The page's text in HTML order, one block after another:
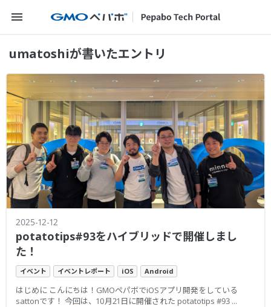
メニューを開く
umatoshiが書いたエントリ
2025-12-12
potatotips#93をハイブリッドで開催しまし
た！
イベント イベントレポート iOS Android
はじめに こんにちは！GMOペパボでiOSアプリ開発をしている
sattonです！ 今回は、10月21日に開催された potatotips #93 ...